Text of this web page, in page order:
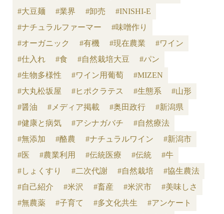
#大豆麺
#業界 #卸売
#INISHI-E
#ナチュラルファーマー
#味噌作り
#オーガニック
#有機 #現在農業
#ワイン
#仕入れ
#食 #自然栽培大豆
#パン
#生物多様性
#ワイン用葡萄
#MIZEN
#大丸松坂屋
#ヒポクラテス #生態系
#山形
#醤油
#メディア掲載 #奥田政行
#新潟県
#健康と病気
#アシナガバチ
#自然療法
#無添加
#酪農 #ナチュラルワイン
#新潟市
#医
#農業利用 #伝統医療 #伝統
#牛
#しょくすり
#二次代謝 #自然栽培
#協生農法
#自己紹介
#米沢 #畜産 #米沢市
#美味しさ
#無農薬
#子育て #多文化共生
#アンケート